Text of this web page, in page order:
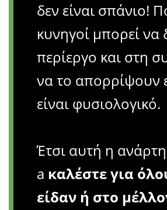
δεν είναι σπάνιο!
κυνηγοί μπορεί να
περίεργο και στη
να το απορρίψουν
είναι φυσιολογικό.
Έτσι αυτή η
a καλέστε για
είδαν ή στο